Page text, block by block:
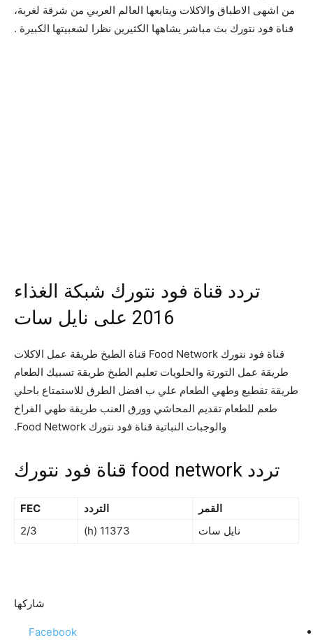
من اشهى الاطباق والاكلات ويتابعها العالم العربي من شرقة لغربة،
قناة فود نتورك بث مباشر يشاهها الكثيرين نظرا لشعبيتها الكبيرة .
تردد قناة فود نتورك شبكة الغذاء
2016 على نايل سات
قناة فود نتورك Food Network قناة الطبخ طريقة عمل الاكلات
طريقة عمل التورتة والحلويات تعليم الطبخ طريقة تسبيك الطعام
طريقة تقطيع وطهي الطعام علي ب افضل الطرق للاستمتاع باحلي
طعم للطعام تقديم المحاشي وورق العنب طريقة طهي الفراخ
والوجبات النباتية قناة فود نتورك Food Network.
تردد food network قناة فود نتورك
القمر التردد
FEC
نايل سات
11373 (h)
2/3
شاركها
Facebook